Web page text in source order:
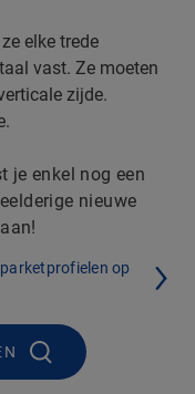
elke trede
vast. Ze moeten
zijde.
je enkel nog een
nieuwe
op